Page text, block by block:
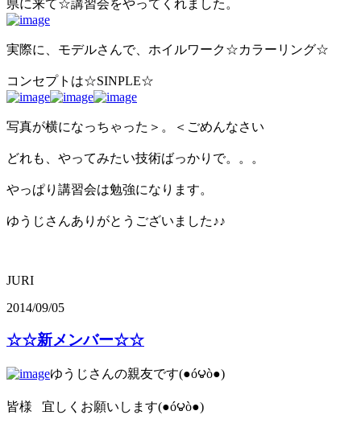
県に来て☆講習会をやってくれました。
実際に、モデルさんで、ホイルワーク☆カラーリング☆
コンセプトは☆SINPLE☆
写真が横になっちゃった＞。＜ごめんなさい
どれも、やってみたい技術ばっかりで。。。
やっぱり講習会は勉強になります。
ゆうじさんありがとうございました♪♪
JURI
2014/09/05
☆☆新メンバー☆☆
ゆうじさんの親友です(●ó౪ò●)
皆様 宜しくお願いします(●ó౪ò●)